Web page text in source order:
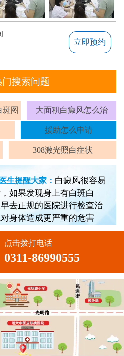
立即预约
门搜索问题
斑图 大面积白癜风怎么治
援助怎么申请
308激光照白症状
生提醒大家： 白癜风很容易
如果发现身上有白斑白
去正规的医院进行检查治
身体造成更严重的危害
点击拨打电话
0311-86990555